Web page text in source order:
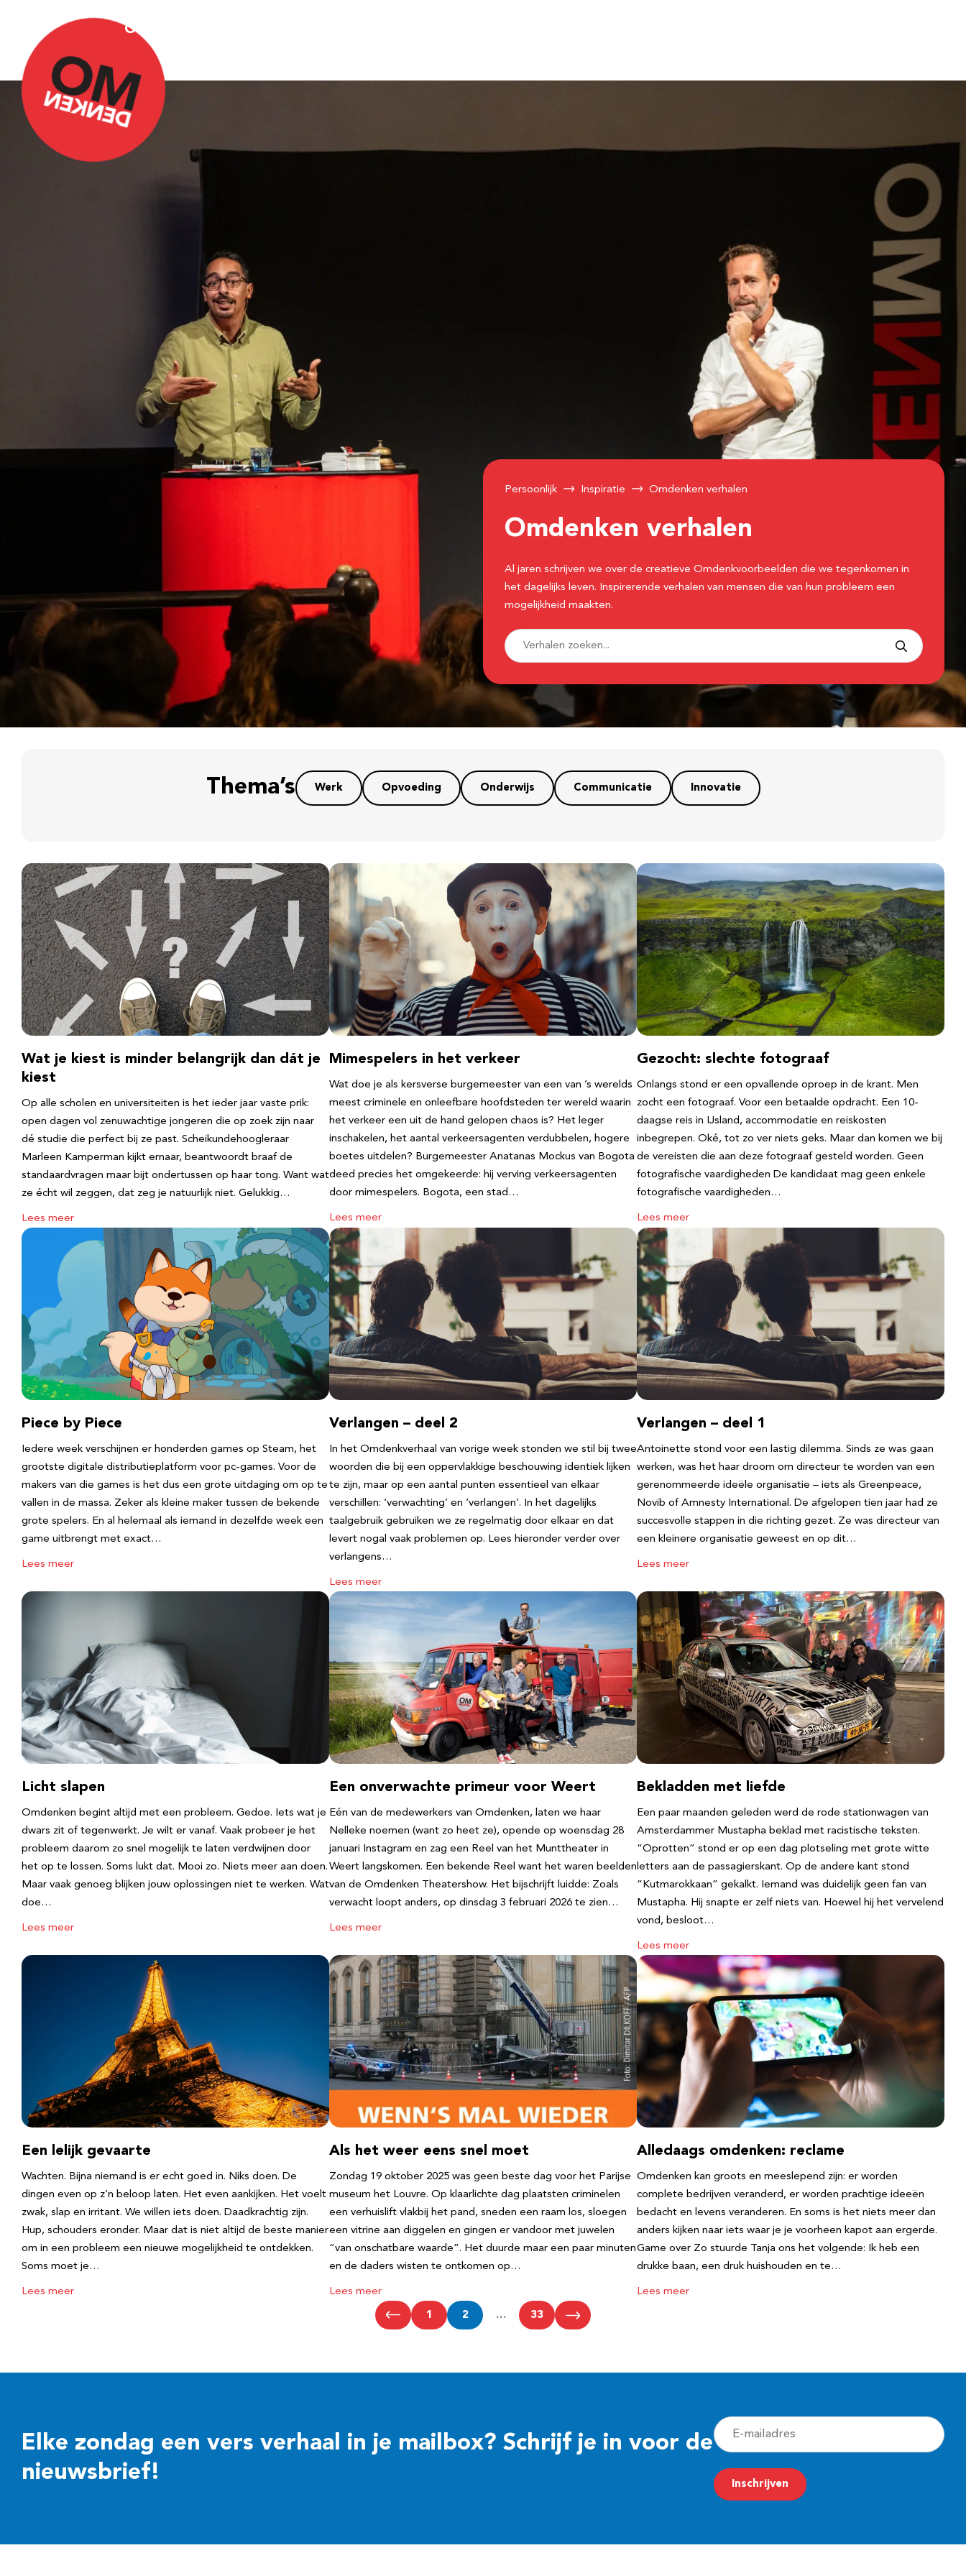
Over Omdenken
Persoonlijk Inspiratie Omdenken verhalen
Omdenken verhalen
Al jaren schrijven we over de creatieve Omdenkvoorbeelden die we tegenkomen in
het dagelijks leven. Inspirerende verhalen van mensen die van hun probleem een
mogelijkheid maakten.
Thema’s Werk Opvoeding Onderwijs Communicatie Innovatie
Wat je kiest is minder belangrijk dan dát je
kiest
Op alle scholen en universiteiten is het ieder jaar vaste prik:
open dagen vol zenuwachtige jongeren die op zoek zijn naar
dé studie die perfect bij ze past. Scheikundehoogleraar
Marleen Kamperman kijkt ernaar, beantwoordt braaf de
standaardvragen maar bijt ondertussen op haar tong. Want wat
ze écht wil zeggen, dat zeg je natuurlijk niet. Gelukkig…
Lees meer
Mimespelers in het verkeer
Wat doe je als kersverse burgemeester van een van ’s werelds
meest criminele en onleefbare hoofdsteden ter wereld waarin
het verkeer een uit de hand gelopen chaos is? Het leger
inschakelen, het aantal verkeersagenten verdubbelen, hogere
boetes uitdelen? Burgemeester Anatanas Mockus van Bogota
deed precies het omgekeerde: hij verving verkeersagenten
door mimespelers. Bogota, een stad…
Lees meer
Gezocht: slechte fotograaf
Onlangs stond er een opvallende oproep in de krant. Men
zocht een fotograaf. Voor een betaalde opdracht. Een 10-
daagse reis in IJsland, accommodatie en reiskosten
inbegrepen. Oké, tot zo ver niets geks. Maar dan komen we bij
de vereisten die aan deze fotograaf gesteld worden. Geen
fotografische vaardigheden De kandidaat mag geen enkele
fotografische vaardigheden…
Lees meer
Piece by Piece
Iedere week verschijnen er honderden games op Steam, het
grootste digitale distributieplatform voor pc-games. Voor de
makers van die games is het dus een grote uitdaging om op te
vallen in de massa. Zeker als kleine maker tussen de bekende
grote spelers. En al helemaal als iemand in dezelfde week een
game uitbrengt met exact…
Lees meer
Verlangen – deel 2
In het Omdenkverhaal van vorige week stonden we stil bij twee
woorden die bij een oppervlakkige beschouwing identiek lijken
te zijn, maar op een aantal punten essentieel van elkaar
verschillen: ‘verwachting’ en ‘verlangen’. In het dagelijks
taalgebruik gebruiken we ze regelmatig door elkaar en dat
levert nogal vaak problemen op. Lees hieronder verder over
verlangens…
Lees meer
Verlangen – deel 1
Antoinette stond voor een lastig dilemma. Sinds ze was gaan
werken, was het haar droom om directeur te worden van een
gerenommeerde ideële organisatie – iets als Greenpeace,
Novib of Amnesty International. De afgelopen tien jaar had ze
succesvolle stappen in die richting gezet. Ze was directeur van
een kleinere organisatie geweest en op dit…
Lees meer
Licht slapen
Omdenken begint altijd met een probleem. Gedoe. Iets wat je
dwars zit of tegenwerkt. Je wilt er vanaf. Vaak probeer je het
probleem daarom zo snel mogelijk te laten verdwijnen door
het op te lossen. Soms lukt dat. Mooi zo. Niets meer aan doen.
Maar vaak genoeg blijken jouw oplossingen niet te werken. Wat
doe…
Lees meer
Een onverwachte primeur voor Weert
Eén van de medewerkers van Omdenken, laten we haar
Nelleke noemen (want zo heet ze), opende op woensdag 28
januari Instagram en zag een Reel van het Munttheater in
Weert langskomen. Een bekende Reel want het waren beelden
van de Omdenken Theatershow. Het bijschrijft luidde: Zoals
verwacht loopt anders, op dinsdag 3 februari 2026 te zien…
Lees meer
Bekladden met liefde
Een paar maanden geleden werd de rode stationwagen van
Amsterdammer Mustapha beklad met racistische teksten.
“Oprotten” stond er op een dag plotseling met grote witte
letters aan de passagierskant. Op de andere kant stond
“Kutmarokkaan” gekalkt. Iemand was duidelijk geen fan van
Mustapha. Hij snapte er zelf niets van. Hoewel hij het vervelend
vond, besloot…
Lees meer
Een lelijk gevaarte
Wachten. Bijna niemand is er echt goed in. Niks doen. De
dingen even op z’n beloop laten. Het even aankijken. Het voelt
zwak, slap en irritant. We willen iets doen. Daadkrachtig zijn.
Hup, schouders eronder. Maar dat is niet altijd de beste manier
om in een probleem een nieuwe mogelijkheid te ontdekken.
Soms moet je…
Lees meer
Als het weer eens snel moet
Zondag 19 oktober 2025 was geen beste dag voor het Parijse
museum het Louvre. Op klaarlichte dag plaatsten criminelen
een verhuislift vlakbij het pand, sneden een raam los, sloegen
een vitrine aan diggelen en gingen er vandoor met juwelen
“van onschatbare waarde”. Het duurde maar een paar minuten
en de daders wisten te ontkomen op…
Lees meer
Alledaags omdenken: reclame
Omdenken kan groots en meeslepend zijn: er worden
complete bedrijven veranderd, er worden prachtige ideeën
bedacht en levens veranderen. En soms is het niets meer dan
anders kijken naar iets waar je je voorheen kapot aan ergerde.
Game over Zo stuurde Tanja ons het volgende: Ik heb een
drukke baan, een druk huishouden en te…
Lees meer
1 2 … 33
Elke zondag een vers verhaal in je mailbox? Schrijf je in voor de
nieuwsbrief!
E
-
m
a
Inschrijven